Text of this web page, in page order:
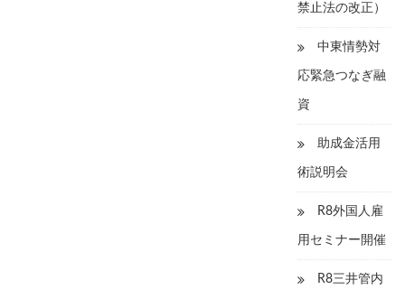
禁止法の改正）
中東情勢対
応緊急つなぎ融
資
助成金活用
術説明会
R8外国人雇
用セミナー開催
R8三井管内